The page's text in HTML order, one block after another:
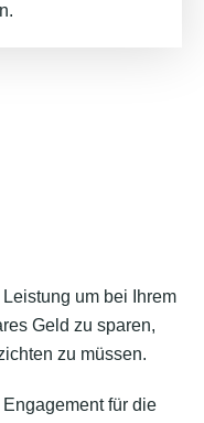
um bei Ihrem
Geld zu sparen,
zu müssen.
für die